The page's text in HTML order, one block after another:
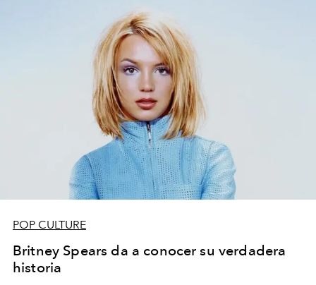
POP CULTURE
Britney Spears da a conocer su verdadera
historia